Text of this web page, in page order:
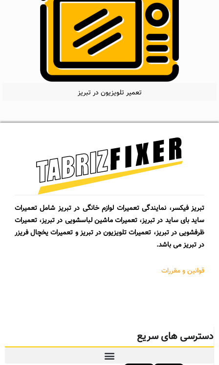
تعمیر تلویزیون در تبریز
تبریز فیکسر، نمایندگی تعمیرات لوازم خانگی در تبریز شامل تعمیرات
ساید بای ساید در تبریز، تعمیرات ماشین لباسشویی در تبریز، تعمیرات
ظرفشویی در تبریز، تعمیرات تلویزیون در تبریز و تعمیرات یخچال فریزر
در تبریز می باشد.
قوانین و مقررات
دسترسی های سریع